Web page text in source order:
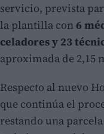
servicio, prevista
la plantilla con6
celadores y 23
aproximada de 2,15
Respecto al nuevo
que continúa el
restando una